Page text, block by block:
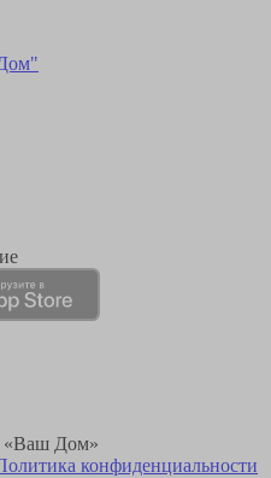
«Ваш Дом»
конфиденциальности